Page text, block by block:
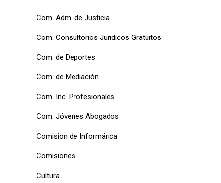
Com. Adm. de Justicia
Com. Consultorios Juridicos Gratuitos
Com. de Deportes
Com. de Mediación
Com. Inc. Profesionales
Com. Jóvenes Abogados
Comision de Informárica
Comisiones
Cultura